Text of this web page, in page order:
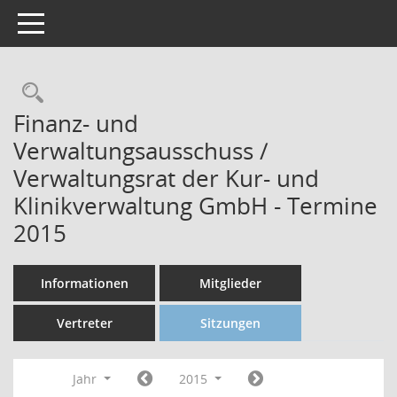
Toggle navigation
Finanz- und
Verwaltungsausschuss /
Verwaltungsrat der Kur- und
Klinikverwaltung GmbH - Termine
2015
Informationen Mitglieder
Vertreter Sitzungen
Jahr
2015